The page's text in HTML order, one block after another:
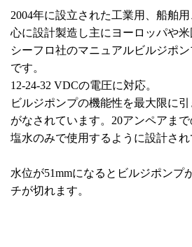
2004年に設立された工業用、船舶
心に設計製造し主にヨーロッパや
シーフロ社のマニュアルビルジポ
です。
12-24-32 VDCの電圧に対応。
ビルジポンプの機能性を最大限に
がなされています。20アンペアま
塩水のみで使用するように設計され
水位が51mmになるとビルジポンプ
チが切れます。